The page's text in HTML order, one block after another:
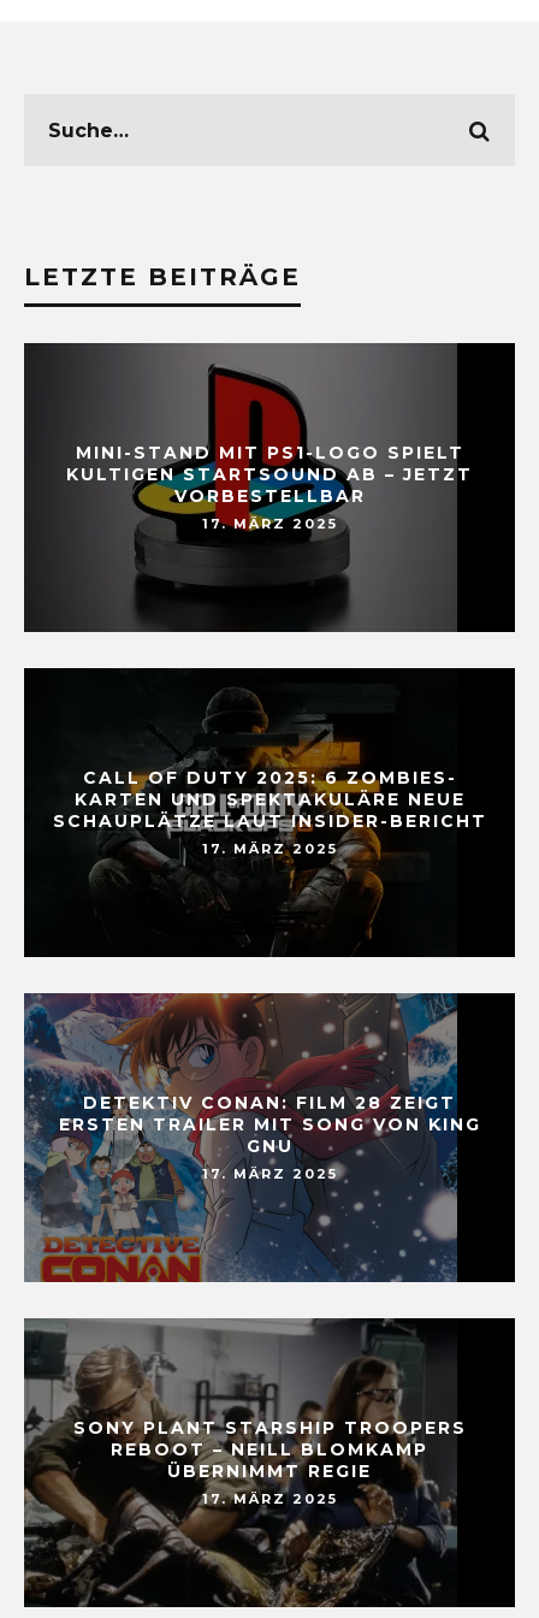
LETZTE BEITRÄGE
MINI-STAND MIT PS1-LOGO SPIELT
KULTIGEN STARTSOUND AB – JETZT
VORBESTELLBAR
17. MÄRZ 2025
CALL OF DUTY 2025: 6 ZOMBIES-
KARTEN UND SPEKTAKULÄRE NEUE
SCHAUPLÄTZE LAUT INSIDER-BERICHT
17. MÄRZ 2025
DETEKTIV CONAN: FILM 28 ZEIGT
ERSTEN TRAILER MIT SONG VON KING
GNU
17. MÄRZ 2025
SONY PLANT STARSHIP TROOPERS
REBOOT – NEILL BLOMKAMP
ÜBERNIMMT REGIE
17. MÄRZ 2025